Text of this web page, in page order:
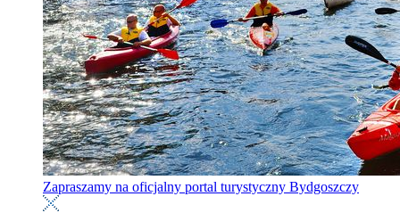
Zapraszamy na oficjalny portal turystyczny Bydgoszczy